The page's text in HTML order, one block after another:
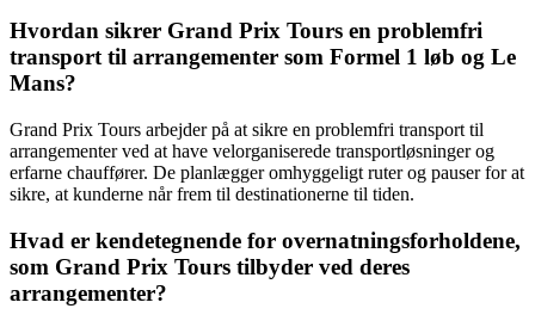
Hvordan sikrer Grand Prix Tours en problemfri
transport til arrangementer som Formel 1 løb og Le
Mans?
Grand Prix Tours arbejder på at sikre en problemfri transport til
arrangementer ved at have velorganiserede transportløsninger og
erfarne chauffører. De planlægger omhyggeligt ruter og pauser for at
sikre, at kunderne når frem til destinationerne til tiden.
Hvad er kendetegnende for overnatningsforholdene,
som Grand Prix Tours tilbyder ved deres
arrangementer?